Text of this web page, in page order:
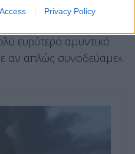
Privacy Policy
και ηλεκτρονικό
ευρύτερο αμυντικό
αν απλώς συνοδεύαμε».